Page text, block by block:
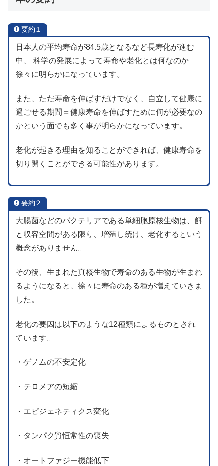
要約１
日本人の平均寿命が84.5歳となるなど長寿化が進む
中、 科学の発展によって寿命や老化とは何なのか
徐々に明らかになっています。
また、ただ寿命を伸ばすだけでなく、自立して健康に
過ごせる期間＝健康寿命を伸ばすために何が必要なの
かという面でも多く事が明らかになっています。
老化が起きる理由を知ることができれば、健康寿命を
切り開くことができる可能性があります。
要約２
大腸菌などのバクテリアである単細胞原核生物は、餌
と収容空間がある限り、増殖し続け、老化するという
概念がありません。
その後、生まれた真核生物で寿命のある生物が生まれ
るようになると、徐々に寿命のある種が増えていきま
した。
老化の要因は以下のような12種類によるものとされ
ています。
・ゲノムの不安定化
・テロメアの短縮
・エピジェネティクス変化
・タンパク質恒常性の喪失
・オートファジー機能低下